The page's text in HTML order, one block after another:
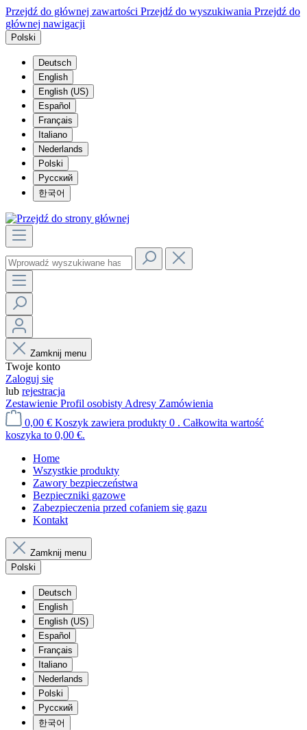
Przejdź do głównej zawartości Przejdź do wyszukiwania Przejdź do
głównej nawigacji
Polski
Deutsch
English
English (US)
Español
Français
Italiano
Nederlands
Polski
Русский
한국어
Zamknij menu
Twoje konto
Zaloguj się
lub rejestracja
Zestawienie Profil osobisty Adresy Zamówienia
0,00 € Koszyk zawiera produkty 0 . Całkowita wartość
koszyka to 0,00 €.
Home
Wszystkie produkty
Zawory bezpieczeństwa
Bezpieczniki gazowe
Zabezpieczenia przed cofaniem się gazu
Kontakt
Zamknij menu
Polski
Deutsch
English
English (US)
Español
Français
Italiano
Nederlands
Polski
Русский
한국어